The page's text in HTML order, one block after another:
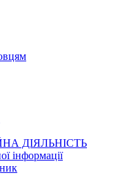
ДІЯЛЬНІСТЬ
інформації